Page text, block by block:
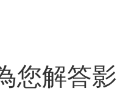
您解答